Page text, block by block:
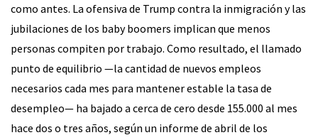
como antes. La ofensiva de Trump contra la inmigración y las
jubilaciones de los baby boomers implican que menos
personas compiten por trabajo. Como resultado, el llamado
punto de equilibrio —la cantidad de nuevos empleos
necesarios cada mes para mantener estable la tasa de
desempleo— ha bajado a cerca de cero desde 155.000 al mes
hace dos o tres años, según un informe de abril de los